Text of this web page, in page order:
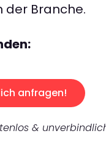
der Branche.
anfragen!
&